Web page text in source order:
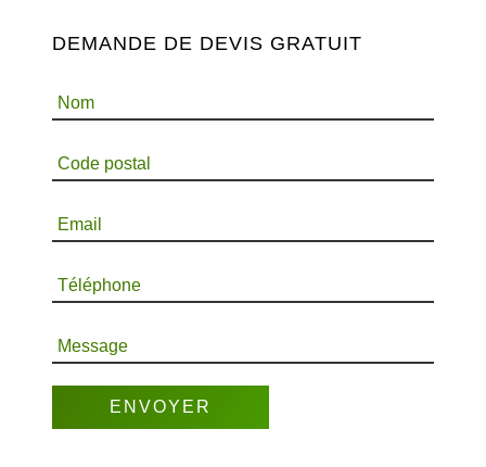
DEMANDE DE DEVIS GRATUIT
Nom
Code postal
Email
Téléphone
Message